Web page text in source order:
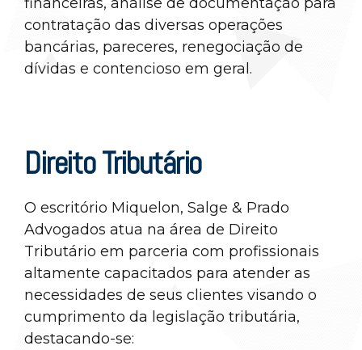
contratação das diversas operações
bancárias, pareceres, renegociação de
dívidas e contencioso em geral.
Direito Tributário
O escritório Miquelon, Salge & Prado
Advogados atua na área de Direito
Tributário em parceria com profissionais
altamente capacitados para atender as
necessidades de seus clientes visando o
cumprimento da legislação tributária,
destacando-se: